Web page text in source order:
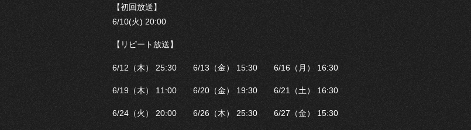
【初回放送】
6/10(火) 20:00
【リピート放送】
6/12（木） 25:30 6/13（金） 15:30 6/16（月） 16:30
6/19（木） 11:00 6/20（金） 19:30 6/21（土） 16:30
6/24（火） 20:00 6/26（木） 25:30 6/27（金） 15:30